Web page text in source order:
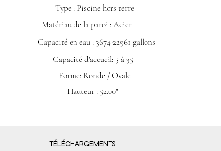
Type : Piscine hors terre
Matériau de la paroi : Acier
Capacité d'accueil: 5 à 35
Forme: Ronde / Ovale
Capacité en eau : 3674-22961 gallons
Hauteur : 52.00"
TÉLÉCHARGEMENTS